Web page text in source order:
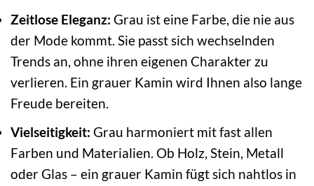
Zeitlose Eleganz: Grau ist eine Farbe, die nie aus
der Mode kommt. Sie passt sich wechselnden
Trends an, ohne ihren eigenen Charakter zu
verlieren. Ein grauer Kamin wird Ihnen also lange
Freude bereiten.
Vielseitigkeit: Grau harmoniert mit fast allen
Farben und Materialien. Ob Holz, Stein, Metall
oder Glas – ein grauer Kamin fügt sich nahtlos in